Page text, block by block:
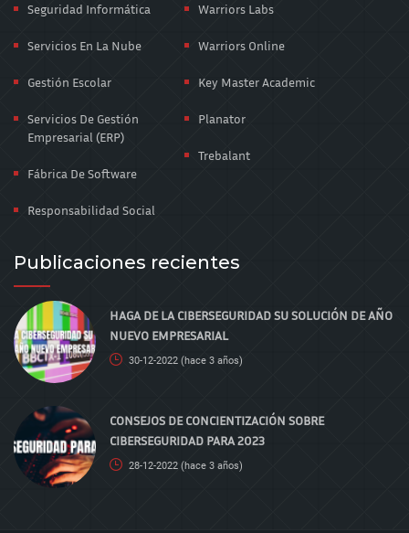
Seguridad Informática
Servicios En La Nube
Gestión Escolar
Servicios De Gestión
Empresarial (ERP)
Fábrica De Software
Responsabilidad Social
Warriors Labs
Warriors Online
Key Master Academic
Planator
Trebalant
Publicaciones recientes
HAGA DE LA CIBERSEGURIDAD SU SOLUCIÓN DE AÑO
NUEVO EMPRESARIAL
30-12-2022 (hace 3 años)
CONSEJOS DE CONCIENTIZACIÓN SOBRE
CIBERSEGURIDAD PARA 2023
28-12-2022 (hace 3 años)